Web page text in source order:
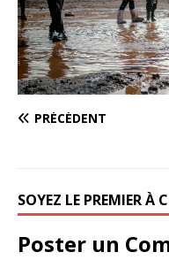
PRÉCÉDENT
SOYEZ LE PREMIER À
Poster un